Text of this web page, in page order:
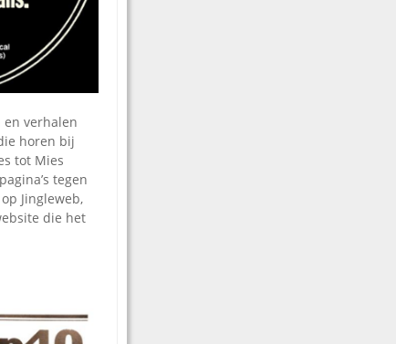
en verhalen
horen bij
tot Mies
tegen
Jingleweb,
die het